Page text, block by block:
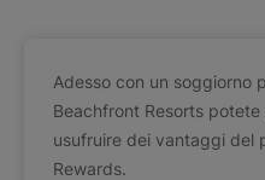
Adesso con un soggiorno
Beachfront Resorts
usufruire dei vantaggi del
Rewards.